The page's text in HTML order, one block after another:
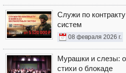
Служи по
систем
08 февраля 2026 г.
Мурашки и слезы:
стихи о блокаде